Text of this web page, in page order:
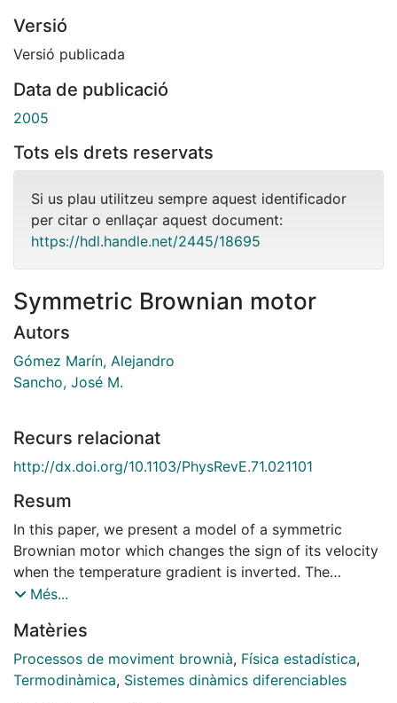
Versió
Versió publicada
Data de publicació
2005
Tots els drets reservats
Si us plau utilitzeu sempre aquest identificador
per citar o enllaçar aquest document:
https://hdl.handle.net/2445/18695
Symmetric Brownian motor
Autors
Gómez Marín, Alejandro
Sancho, José M.
Recurs relacionat
http://dx.doi.org/10.1103/PhysRevE.71.021101
Resum
In this paper, we present a model of a symmetric
Brownian motor which changes the sign of its velocity
when the temperature gradient is inverted. The
velocity, external work, and efficiency are studied as a
relevant parameters. The motor shows a current
reversal when another parameter (a phase shift) is
varied. Analytical predictions and results from
Més...
Matèries
Processos de moviment brownià, Física estadística,
Termodinàmica, Sistemes dinàmics diferenciables